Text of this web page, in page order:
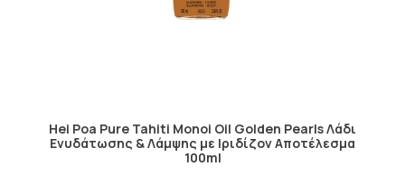
Hei Poa Pure Tahiti Monoi Oil Golden Pearls Λάδι
Ενυδάτωσης & Λάμψης με Ιριδίζον Αποτέλεσμα
100ml